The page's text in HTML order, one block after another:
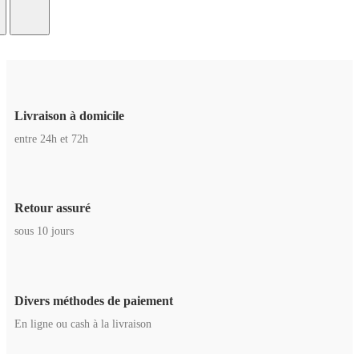
Livraison à domicile
entre 24h et 72h
Retour assuré
sous 10 jours
Divers méthodes de paiement
En ligne ou cash à la livraison